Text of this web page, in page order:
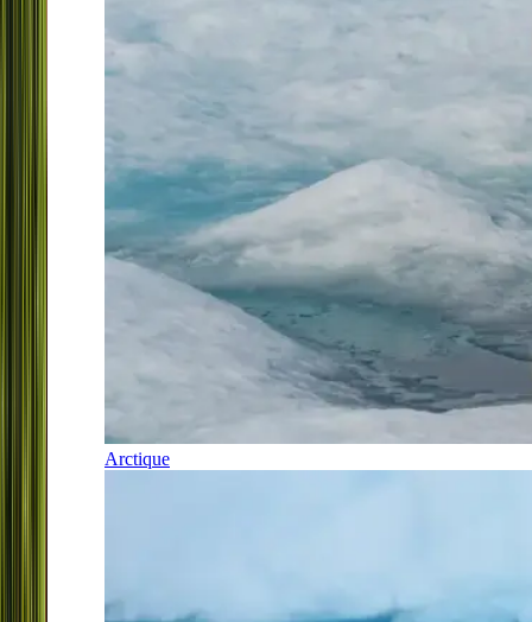
Arctique